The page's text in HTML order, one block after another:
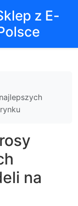
z E-
na